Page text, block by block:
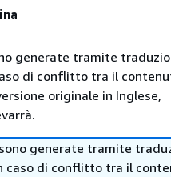
generate tramite
di conflitto tra il
originale in Inglese,
generate tramite
caso di conflitto tra il